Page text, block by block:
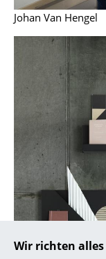
Wir richten
Tischleuchten
Stehleuchten
Bodenleuchten
Wandleuchten
Outdoor-
Akkuleuchten
... alle
Betten
Johan Van Hengel